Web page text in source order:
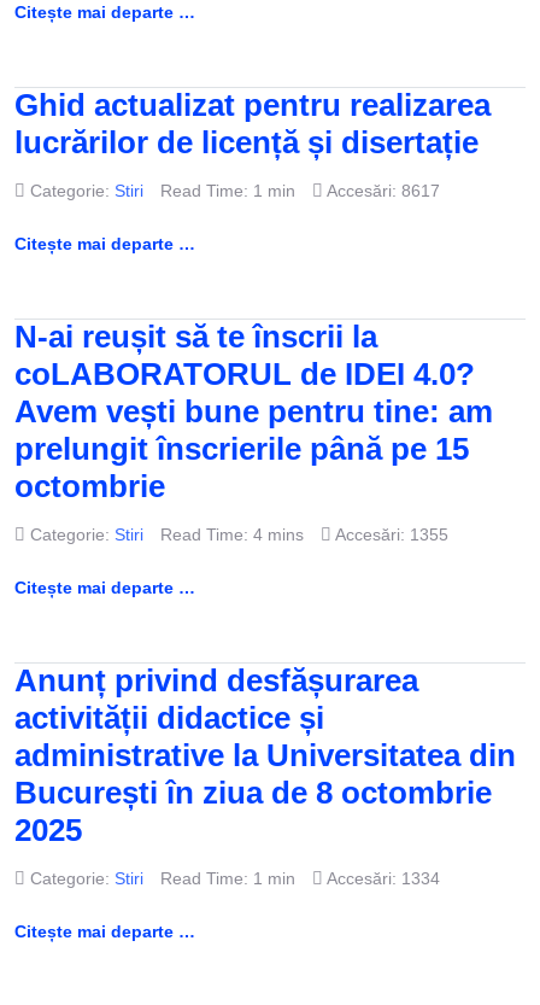
Citește mai departe …
Ghid actualizat pentru realizarea
lucrărilor de licență și disertație
Categorie: Stiri Read Time: 1 min Accesări: 8617
Citește mai departe …
N-ai reușit să te înscrii la
coLABORATORUL de IDEI 4.0?
Avem vești bune pentru tine: am
prelungit înscrierile până pe 15
octombrie
Categorie: Stiri Read Time: 4 mins Accesări: 1355
Citește mai departe …
Anunț privind desfășurarea
activității didactice și
administrative la Universitatea din
București în ziua de 8 octombrie
2025
Categorie: Stiri Read Time: 1 min Accesări: 1334
Citește mai departe …